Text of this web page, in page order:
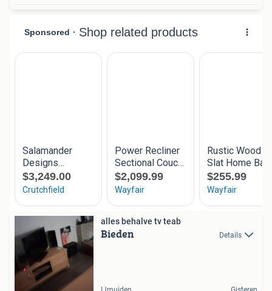
alles behalve tv teab
Bieden Details